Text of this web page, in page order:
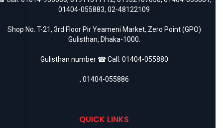
01404-055883, 02-48122109
Shop No. T-21, 3rd Floor Pir Yeameni Market, Zero Point (GPO)
Gulisthan, Dhaka-1000.
Gulisthan number ☎ Call: 01404-055880
, 01404-055886
QUICK LINKS